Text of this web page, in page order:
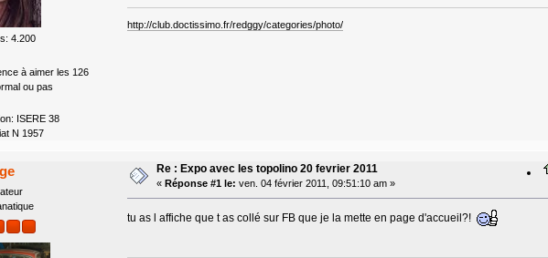
4.200
à aimer les 126
ou pas
ISERE 38
N 1957
http://club.doctissimo.fr/redggy/categories/photo/
Re : Expo avec les topolino 20 fevrier 2011
« Réponse #1 le: ven. 04 février 2011, 09:51:10 am »
tu as l affiche que t as collé sur FB que je la mette en page d'accueil?!